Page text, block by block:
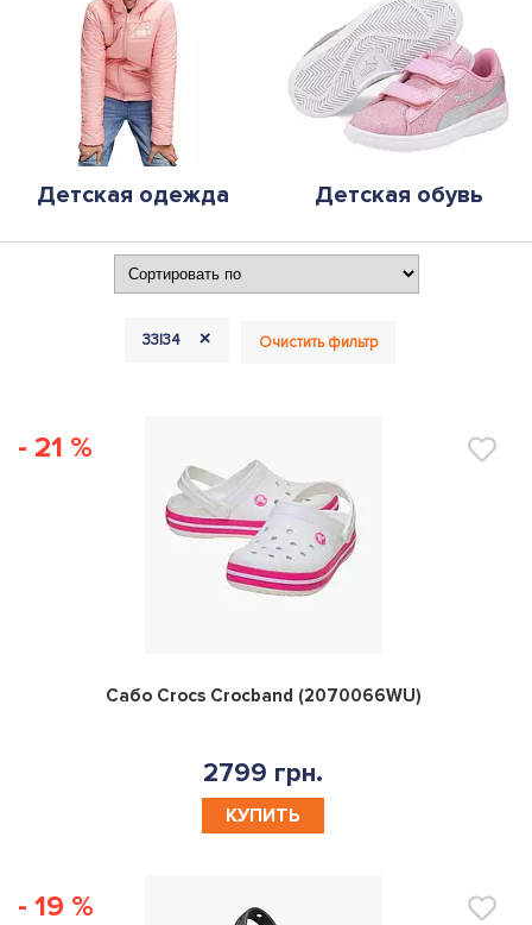
Детская одежда Детская обувь
33|34 + Очистить фильтр
- 21 %
0
Сабо Crocs Crocband (2070066WU)
2799 грн.
КУПИТЬ
- 19 %